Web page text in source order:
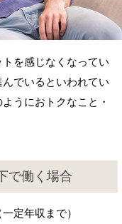
を感じなくなってい
でいるといわれてい
うにおトクなこと・
で働く場合
定年収まで）